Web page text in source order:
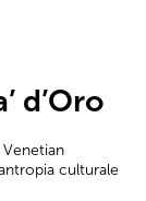
d’Oro
culturale